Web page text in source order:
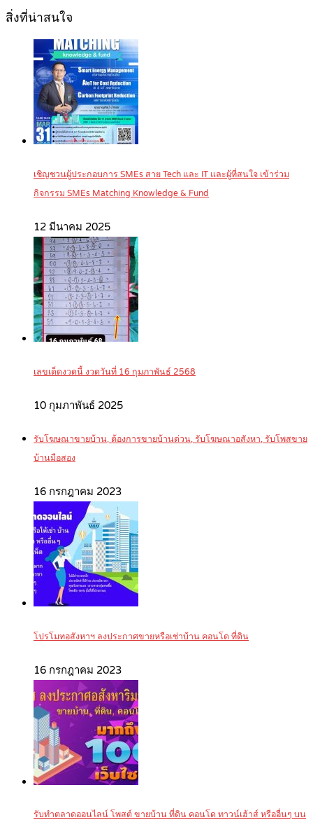
สิ่งที่น่าสนใจ
เชิญชวนผู้ประกอบการ SMEs สาย Tech และ IT และผู้ที่สนใจ เข้าร่วม
กิจกรรม SMEs Matching Knowledge & Fund
12 มีนาคม 2025
เลขเด็ดงวดนี้ งวดวันที่ 16 กุมภาพันธ์ 2568
10 กุมภาพันธ์ 2025
รับโฆษณาขายบ้าน, ต้องการขายบ้านด่วน, รับโฆษณาอสังหา, รับโพสขาย
บ้านมือสอง
16 กรกฎาคม 2023
โปรโมทอสังหาฯ ลงประกาศขายหรือเช่าบ้าน คอนโด ที่ดิน
16 กรกฎาคม 2023
รับทำตลาดออนไลน์ โพสต์ ขายบ้าน ที่ดิน คอนโด ทาวน์เฮ้าส์ หรืออื่นๆ บน